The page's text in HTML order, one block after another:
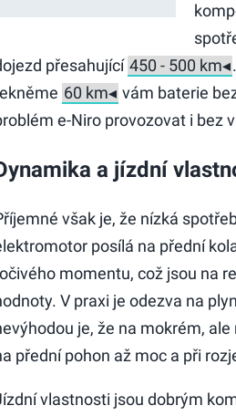
přesahující
vám baterie
e-Niro provozovat i bez
a jízdní
však je, že nízká
posílá na přední
momentu, což jsou na
V praxi je odezva na
je, že na mokrém,
přední pohon až moc a při
vlastnosti jsou dobrým